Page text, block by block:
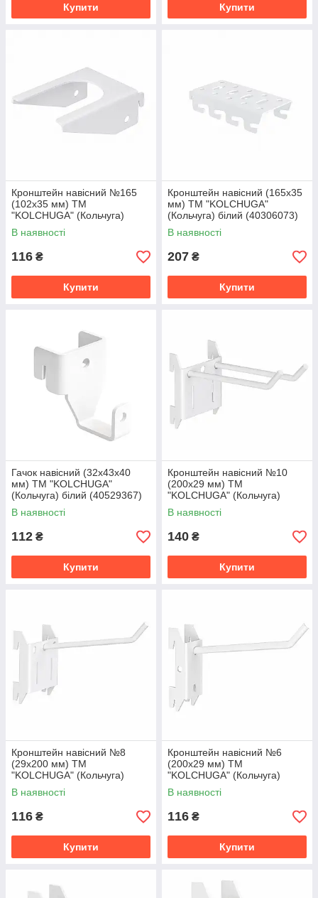
Купити Купити
Кронштейн навісний №165
(102х35 мм) ТМ
"KOLCHUGA" (Кольчуга)
білий (40306072)
В наявності
116 ₴
Купити
Кронштейн навісний (165х35
мм) ТМ "KOLCHUGA"
(Кольчуга) білий (40306073)
В наявності
207 ₴
Купити
Гачок навісний (32х43х40
мм) ТМ "KOLCHUGA"
(Кольчуга) білий (40529367)
В наявності
112 ₴
Купити
Кронштейн навісний №10
(200х29 мм) ТМ
"KOLCHUGA" (Кольчуга)
білий (40306069)
В наявності
140 ₴
Купити
Кронштейн навісний №8
(29х200 мм) ТМ
"KOLCHUGA" (Кольчуга)
білий (40306067)
В наявності
116 ₴
Купити
Кронштейн навісний №6
(200х29 мм) ТМ
"KOLCHUGA" (Кольчуга)
білий (40306066)
В наявності
116 ₴
Купити